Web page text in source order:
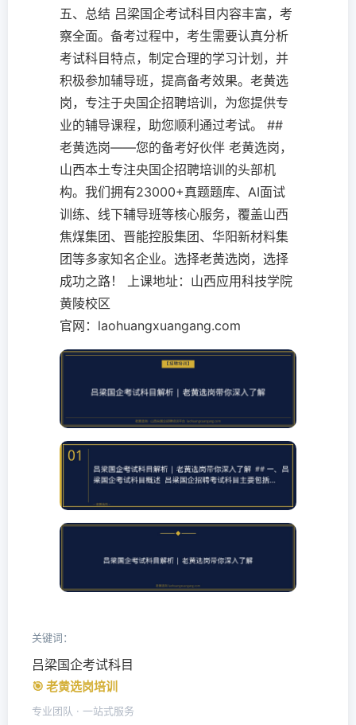
五、总结 吕梁国企考试科目内容丰富，考
察全面。备考过程中，考生需要认真分析
考试科目特点，制定合理的学习计划，并
积极参加辅导班，提高备考效果。老黄选
岗，专注于央国企招聘培训，为您提供专
业的辅导课程，助您顺利通过考试。 ##
老黄选岗——您的备考好伙伴 老黄选岗，
山西本土专注央国企招聘培训的头部机
构。我们拥有23000+真题题库、AI面试
训练、线下辅导班等核心服务，覆盖山西
焦煤集团、晋能控股集团、华阳新材料集
团等多家知名企业。选择老黄选岗，选择
成功之路！ 上课地址：山西应用科技学院
黄陵校区
官网：laohuangxuangang.com
关键词：
吕梁国企考试科目
🎯 老黄选岗培训
专业团队 · 一站式服务